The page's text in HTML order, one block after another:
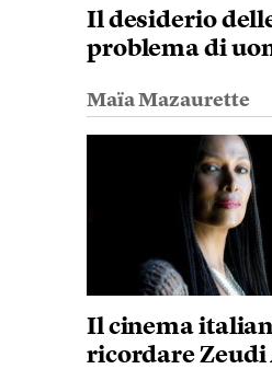
Il desiderio
problema di
Maïa Mazaurette
Il cinema
ricordare Zeudi